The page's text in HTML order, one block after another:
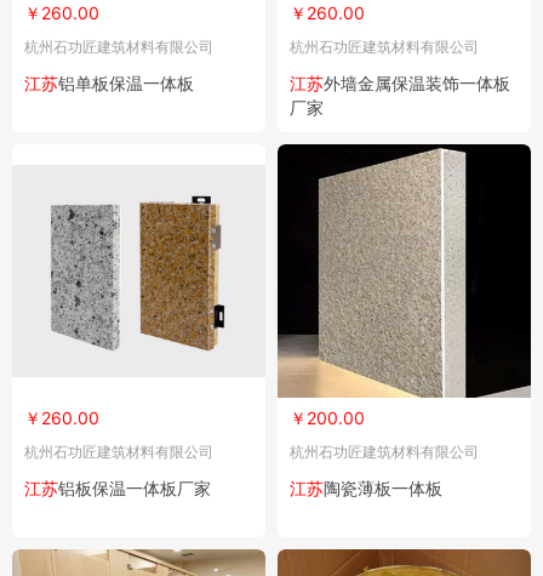
￥260.00
杭州石功匠建筑材料有限公司
江苏铝单板保温一体板
￥260.00
杭州石功匠建筑材料有限公司
江苏外墙金属保温装饰一体板
厂家
￥260.00
杭州石功匠建筑材料有限公司
江苏铝板保温一体板厂家
￥200.00
杭州石功匠建筑材料有限公司
江苏陶瓷薄板一体板